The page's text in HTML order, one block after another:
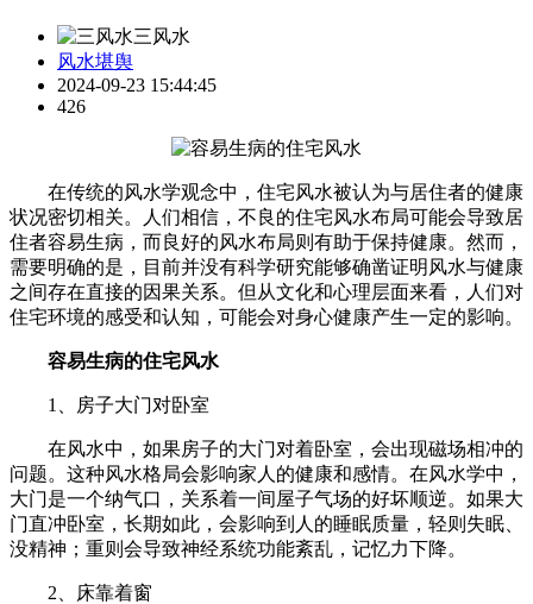
三风水
风水堪舆
2024-09-23 15:44:45
426
在传统的风水学观念中，住宅风水被认为与居住者的健康
状况密切相关。人们相信，不良的住宅风水布局可能会导致居
住者容易生病，而良好的风水布局则有助于保持健康。然而，
需要明确的是，目前并没有科学研究能够确凿证明风水与健康
之间存在直接的因果关系。但从文化和心理层面来看，人们对
住宅环境的感受和认知，可能会对身心健康产生一定的影响。
容易生病的住宅风水
1、房子大门对卧室
在风水中，如果房子的大门对着卧室，会出现磁场相冲的
问题。这种风水格局会影响家人的健康和感情。在风水学中，
大门是一个纳气口，关系着一间屋子气场的好坏顺逆。如果大
门直冲卧室，长期如此，会影响到人的睡眠质量，轻则失眠、
没精神；重则会导致神经系统功能紊乱，记忆力下降。
2、床靠着窗